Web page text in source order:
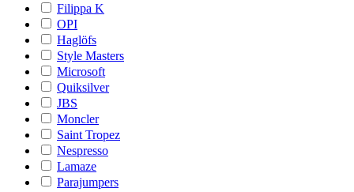
Filippa K
OPI
Haglöfs
Style Masters
Microsoft
Quiksilver
JBS
Moncler
Saint Tropez
Nespresso
Lamaze
Parajumpers